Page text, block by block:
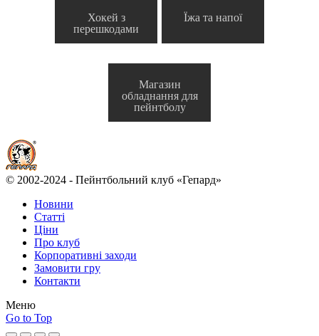
Хокей з
перешкодами
Їжа та напої
Магазин
обладнання для
пейнтболу
© 2002-2024 - Пейнтбольний клуб «Гепард»
Новини
Статті
Ціни
Про клуб
Корпоративні заходи
Замовити гру
Контакти
Меню
Go to Top